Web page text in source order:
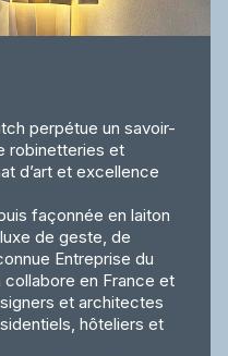
perpétue un savoir-
robinetteries et
d’art et excellence
façonnée en laiton
de geste, de
Entreprise du
collabore en France et
et architectes
hôteliers et